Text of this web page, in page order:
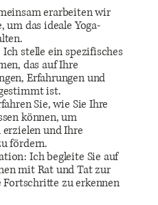
erarbeiten wir
um das ideale Yoga-
stelle ein spezifisches
das auf Ihre
Erfahrungen und
ist.
Sie, wie Sie Ihre
können, um
und Ihre
fördern.
Ich begleite Sie auf
mit Rat und Tat zur
Fortschritte zu erkennen